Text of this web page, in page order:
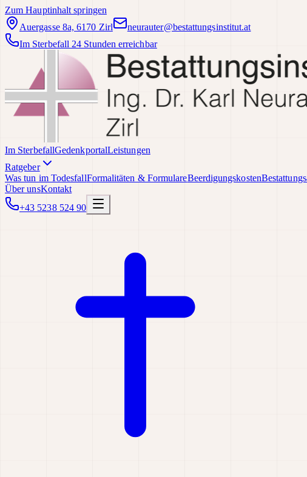
Zum Hauptinhalt springen
Auergasse 8a, 6170 Zirl
neurauter@bestattungsinstitut.at
Im Sterbefall 24 Stunden erreichbar
Im SterbefallGedenkportalLeistungen
Ratgeber
Was tun im TodesfallFormalitäten & FormulareBeerdigungskosten
Über unsKontakt
+43 5238 524 90